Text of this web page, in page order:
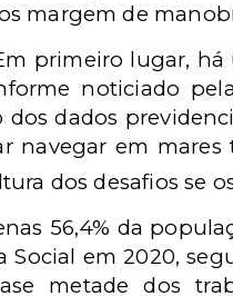
margem de
primeiro lugar, há
noticiado
dos dados
navegar em
dos desafios se
56,4% da
Social em 2020,
metade dos